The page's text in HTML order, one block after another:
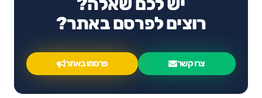
יש לכם שאלה?
רוצים לפרסם באתר?
צרו קשר פרסמו באתר